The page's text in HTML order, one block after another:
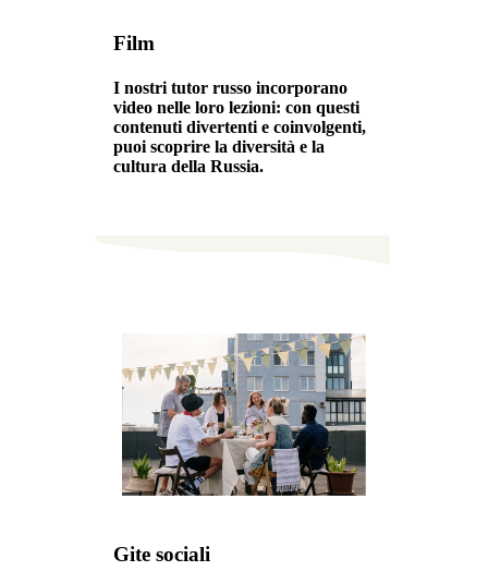
Film
I nostri tutor russo incorporano
video nelle loro lezioni: con questi
contenuti divertenti e coinvolgenti,
puoi scoprire la diversità e la
cultura della Russia.
Gite sociali